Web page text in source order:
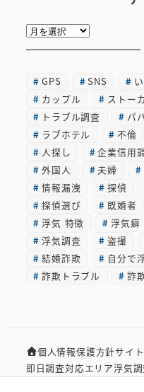
ア
ー
イ
ブ
GPS SNS
カップル
ストー
トラブル調査
パ
ラブホテル
不倫
人探し
企業信用
外国人
夫婦
情報漏洩
探偵
探偵選び
既婚者
浮気 特徴
浮気癖
浮気調査
盗撮
結婚詐欺
自分で
詐欺トラブル
詐
個人情報保護方針サイ
即日調査対応エリア浮気